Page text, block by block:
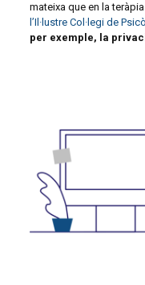
mateixa que en la
l’Il·lustre Col·legi de
per exemple, la